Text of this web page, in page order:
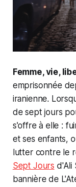
Femme, vie,
emprisonnée
iranienne.
de sept jours
s'offre à elle :
et ses enfants,
lutter contre le
Sept Jours d'Ali
bannière de